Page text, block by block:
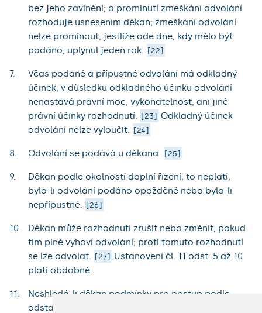
bez jeho zavinění; o prominutí zmeškání odvolání
rozhoduje usnesením děkan; zmeškání odvolání
nelze prominout, jestliže ode dne, kdy mělo být
podáno, uplynul jeden rok.
22
Včas podané a přípustné odvolání má odkladný
účinek; v důsledku odkladného účinku odvolání
nenastává právní moc, vykonatelnost, ani jiné
právní účinky rozhodnutí.
23
Odkladný účinek
odvolání nelze vyloučit.
24
Odvolání se podává u děkana. 25
Děkan podle okolností doplní řízení; to neplatí,
bylo-li odvolání podáno opožděně nebo bylo-li
nepřípustné.
26
Děkan může rozhodnutí zrušit nebo změnit, pokud
tím plně vyhoví odvolání; proti tomuto rozhodnutí
se lze odvolat.
27
Ustanovení čl. 11 odst. 5 až 10
platí obdobně.
Neshledá-li děkan podmínky pro postup podle
odstavce 10, předá spis se svým stanoviskem